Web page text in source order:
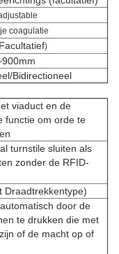
coagulatie
Facultatief)
Bidirectioneel
viaduct en de
functie om orde te
turnstile sluiten als
zonder de RFID-
Draadtrekkentype)
door de
te drukken die met
of de macht op of